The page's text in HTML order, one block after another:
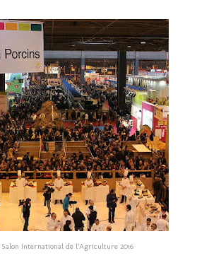
Salon International de l’Agriculture 2016